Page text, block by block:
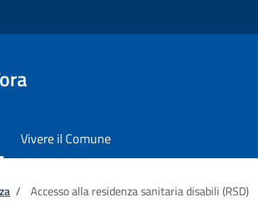
Vivere il Comune
/ Accesso alla residenza sanitaria disabili (RSD)